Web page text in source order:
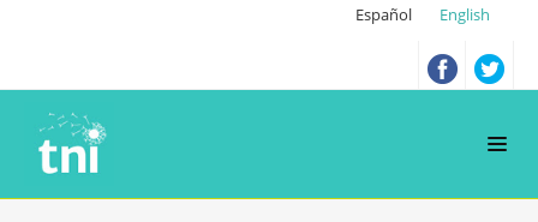
Español English